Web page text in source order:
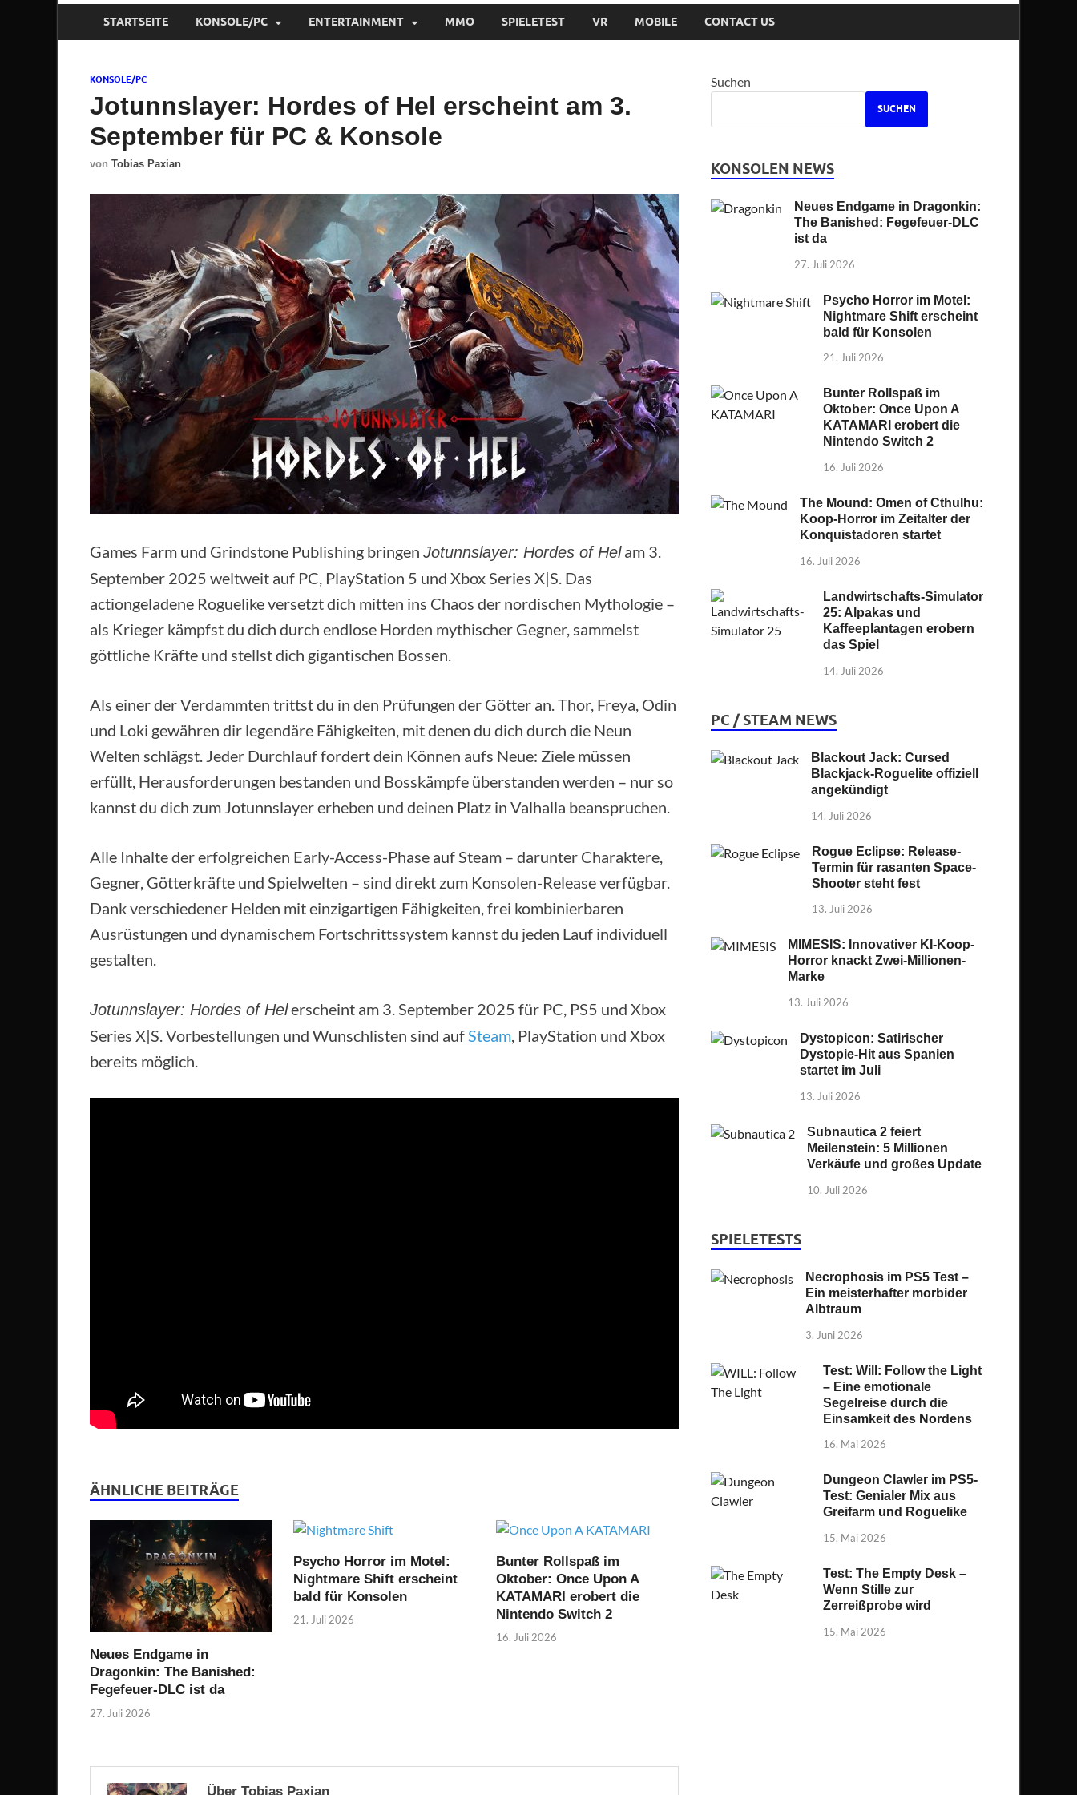
STARTSEITE KONSOLE/PC ENTERTAINMENT MMO SPIELETEST VR MOBILE CONTACT US
KONSOLE/PC
Jotunnslayer: Hordes of Hel erscheint am 3.
September für PC & Konsole
von Tobias Paxian
Games Farm und Grindstone Publishing bringen Jotunnslayer: Hordes of Helam 3.
September 2025 weltweit auf PC, PlayStation 5 und Xbox Series X|S. Das
actiongeladene Roguelike versetzt dich mitten ins Chaos der nordischen Mythologie –
als Krieger kämpfst du dich durch endlose Horden mythischer Gegner, sammelst
göttliche Kräfte und stellst dich gigantischen Bossen.
Als einer der Verdammten trittst du in den Prüfungen der Götter an. Thor, Freya, Odin
und Loki gewähren dir legendäre Fähigkeiten, mit denen du dich durch die Neun
Welten schlägst. Jeder Durchlauf fordert dein Können aufs Neue: Ziele müssen
erfüllt, Herausforderungen bestanden und Bosskämpfe überstanden werden – nur so
kannst du dich zum Jotunnslayer erheben und deinen Platz in Valhalla beanspruchen.
Alle Inhalte der erfolgreichen Early-Access-Phase auf Steam – darunter Charaktere,
Gegner, Götterkräfte und Spielwelten – sind direkt zum Konsolen-Release verfügbar.
Dank verschiedener Helden mit einzigartigen Fähigkeiten, frei kombinierbaren
Ausrüstungen und dynamischem Fortschrittssystem kannst du jeden Lauf individuell
gestalten.
Jotunnslayer: Hordes of Helerscheint am 3. September 2025 für PC, PS5 und Xbox
Series X|S. Vorbestellungen und Wunschlisten sind aufSteam, PlayStation und Xbox
bereits möglich.
ÄHNLICHE BEITRÄGE
Neues Endgame in
Dragonkin: The Banished:
Fegefeuer-DLC ist da
27. Juli 2026
Psycho Horror im Motel:
Nightmare Shift erscheint
bald für Konsolen
21. Juli 2026
Bunter Rollspaß im
Oktober: Once Upon A
KATAMARI erobert die
Nintendo Switch 2
16. Juli 2026
Über Tobias Paxian
Suchen
SUCHEN
KONSOLEN NEWS
Neues Endgame in Dragonkin:
The Banished: Fegefeuer-DLC
ist da
27. Juli 2026
Psycho Horror im Motel:
Nightmare Shift erscheint
bald für Konsolen
21. Juli 2026
Bunter Rollspaß im
Oktober: Once Upon A
KATAMARI erobert die
Nintendo Switch 2
16. Juli 2026
The Mound: Omen of Cthulhu:
Koop-Horror im Zeitalter der
Konquistadoren startet
16. Juli 2026
Landwirtschafts-Simulator
25: Alpakas und
Kaffeeplantagen erobern
das Spiel
14. Juli 2026
PC / STEAM NEWS
Blackout Jack: Cursed
Blackjack-Roguelite offiziell
angekündigt
14. Juli 2026
Rogue Eclipse: Release-
Termin für rasanten Space-
Shooter steht fest
13. Juli 2026
MIMESIS: Innovativer KI-Koop-
Horror knackt Zwei-Millionen-
Marke
13. Juli 2026
Dystopicon: Satirischer
Dystopie-Hit aus Spanien
startet im Juli
13. Juli 2026
Subnautica 2 feiert
Meilenstein: 5 Millionen
Verkäufe und großes Update
10. Juli 2026
SPIELETESTS
Necrophosis im PS5 Test –
Ein meisterhafter morbider
Albtraum
3. Juni 2026
Test: Will: Follow the Light
– Eine emotionale
Segelreise durch die
Einsamkeit des Nordens
16. Mai 2026
Dungeon Clawler im PS5-
Test: Genialer Mix aus
Greifarm und Roguelike
15. Mai 2026
Test: The Empty Desk –
Wenn Stille zur
Zerreißprobe wird
15. Mai 2026